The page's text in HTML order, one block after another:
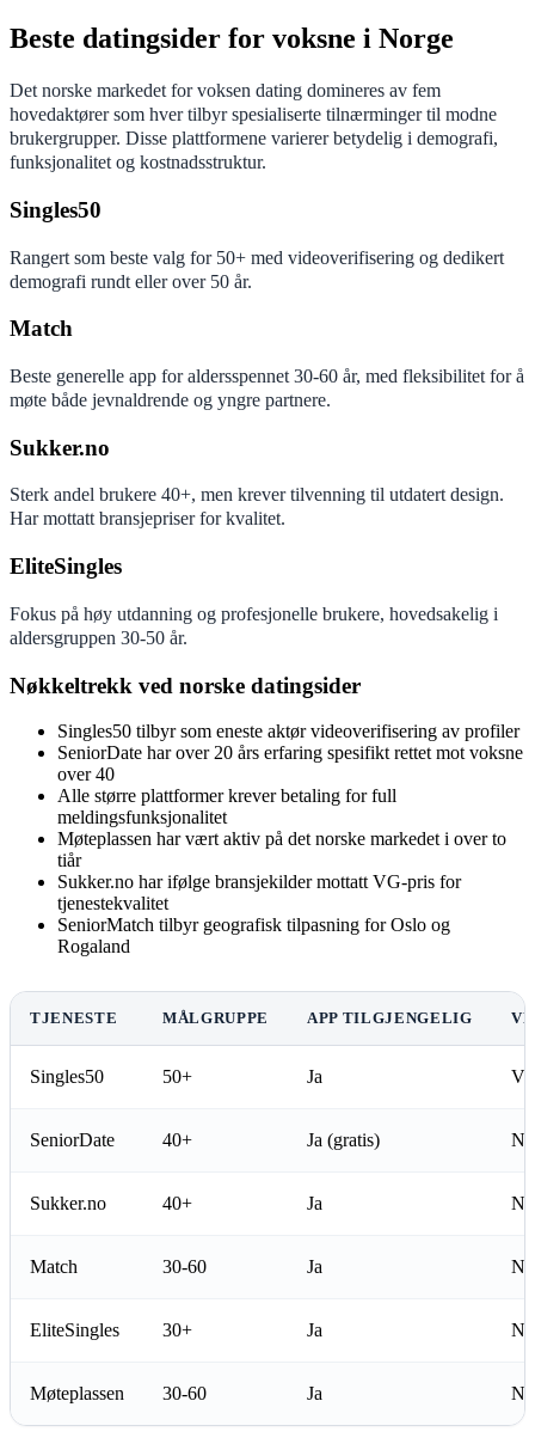
Beste datingsider for voksne i Norge
Det norske markedet for voksen dating domineres av fem
hovedaktører som hver tilbyr spesialiserte tilnærminger til modne
brukergrupper. Disse plattformene varierer betydelig i demografi,
funksjonalitet og kostnadsstruktur.
Singles50
Rangert som beste valg for 50+ med videoverifisering og dedikert
demografi rundt eller over 50 år.
Match
Beste generelle app for aldersspennet 30-60 år, med fleksibilitet for å
møte både jevnaldrende og yngre partnere.
Sukker.no
Sterk andel brukere 40+, men krever tilvenning til utdatert design.
Har mottatt bransjepriser for kvalitet.
EliteSingles
Fokus på høy utdanning og profesjonelle brukere, hovedsakelig i
aldersgruppen 30-50 år.
Nøkkeltrekk ved norske datingsider
Singles50 tilbyr som eneste aktør videoverifisering av profiler
SeniorDate har over 20 års erfaring spesifikt rettet mot voksne
over 40
Alle større plattformer krever betaling for full
meldingsfunksjonalitet
Møteplassen har vært aktiv på det norske markedet i over to
tiår
Sukker.no har ifølge bransjekilder mottatt VG-pris for
tjenestekvalitet
SeniorMatch tilbyr geografisk tilpasning for Oslo og
Rogaland
TJENESTE MÅLGRUPPE APP TILGJENGELIG
Singles50 50+ Ja
SeniorDate 40+ Ja (gratis)
Sukker.no 40+ Ja
Match 30-60 Ja
EliteSingles 30+ Ja
Møteplassen 30-60 Ja